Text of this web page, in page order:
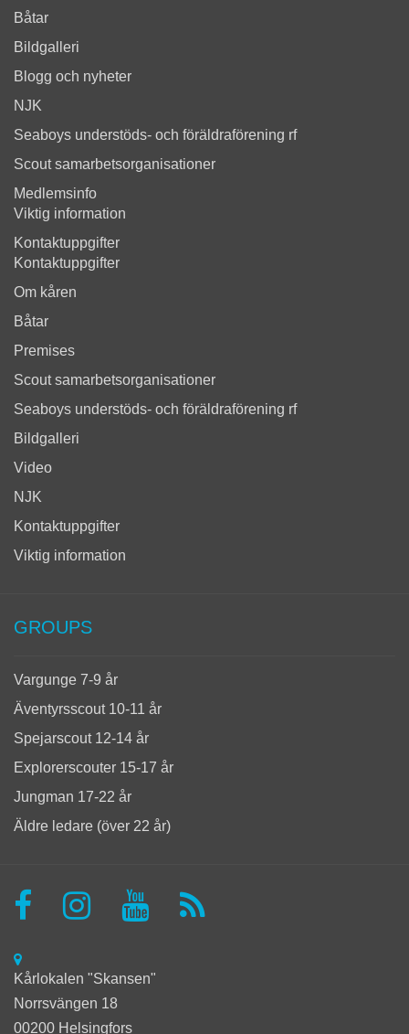
Båtar
Bildgalleri
Blogg och nyheter
NJK
Seaboys understöds- och föräldraförening rf
Scout samarbetsorganisationer
Medlemsinfo
Viktig information
Kontaktuppgifter
Kontaktuppgifter
Om kåren
Båtar
Premises
Scout samarbetsorganisationer
Seaboys understöds- och föräldraförening rf
Bildgalleri
Video
NJK
Kontaktuppgifter
Viktig information
GROUPS
Vargunge 7-9 år
Äventyrsscout 10-11 år
Spejarscout 12-14 år
Explorerscouter 15-17 år
Jungman 17-22 år
Äldre ledare (över 22 år)
Kårlokalen "Skansen"
Norrsvängen 18
00200 Helsingfors